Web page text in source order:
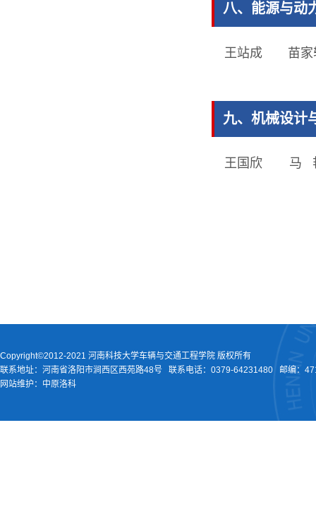
八、能源与动
王站成 苗家
九、机械设计
王国欣 马
Copyright©2012-2021 河南科技大学车辆与交通工程学院 版权所有
联系地址：河南省洛阳市涧西区西苑路48号
联系电话： 0379-64231480
邮编：
网站维护：中原洛科